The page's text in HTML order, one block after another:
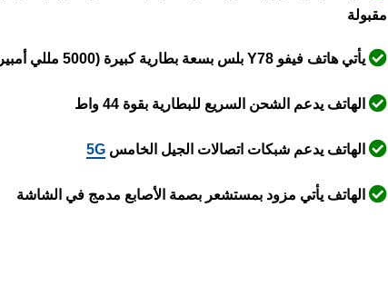
مقبولة
يأتي هاتف فيفو Y78 بلس بسعة بطارية كبيرة (5000 مللي أمبير)
الهاتف يدعم الشحن السريع للبطارية بقوة 44 واط
الهاتف يدعم شبكات اتصالات الجيل الخامس 5G
الهاتف يأتي مزود بمستشعر بصمة الأصابع مدمج في الشاشة